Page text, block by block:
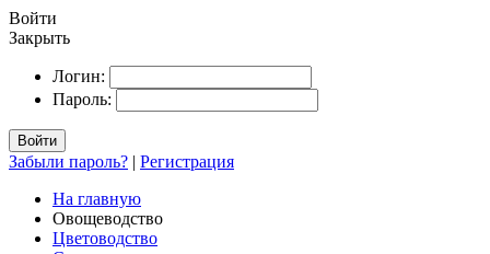
Войти
Закрыть
Логин:
Пароль:
Войти
Забыли пароль? | Регистрация
На главную
Овощеводство
Цветоводство